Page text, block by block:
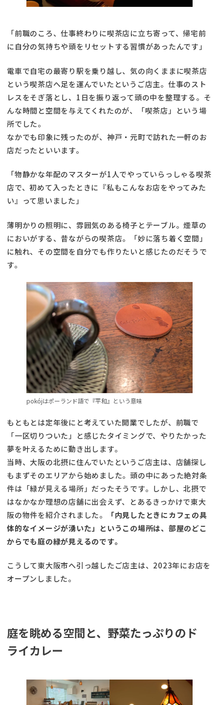
「前職のころ、仕事終わりに喫茶店に立ち寄って、帰宅前
に自分の気持ちや頭をリセットする習慣があったんです」
電車で自宅の最寄り駅を乗り越し、気の向くままに喫茶店
という喫茶店へ足を運んでいたというご店主。仕事のスト
レスをそぎ落とし、1日を振り返って頭の中を整理する。そ
んな時間と空間を与えてくれたのが、「喫茶店」という場
所でした。
なかでも印象に残ったのが、神戸・元町で訪れた一軒のお
店だったといいます。
「物静かな年配のマスターが1人でやっていらっしゃる喫茶
店で、初めて入ったときに『私もこんなお店をやってみた
い』って思いました」
薄明かりの照明に、雰囲気のある椅子とテーブル。煙草の
においがする、昔ながらの喫茶店。「妙に落ち着く空間」
に触れ、その空間を自分でも作りたいと感じたのだそうで
す。
pokójはポーランド語で『平和』という意味
もともとは定年後にと考えていた開業でしたが、前職で
「一区切りついた」と感じたタイミングで、やりたかった
夢を叶えるために動き出します。
当時、大阪の北摂に住んでいたというご店主は、店舗探し
もまずそのエリアから始めました。頭の中にあった絶対条
件は「緑が見える場所」だったそうです。しかし、北摂で
はなかなか理想の店舗に出会えず、とあるきっかけで東大
阪の物件を紹介されました。
「内見したときにカフェの具
体的なイメージが湧いた」というこの場所は、部屋のどこ
からでも庭の緑が見えるのです。
こうして東大阪市へ引っ越したご店主は、2023年にお店を
オープンしました。
庭を眺める空間と、野菜たっぷりのド
ライカレー